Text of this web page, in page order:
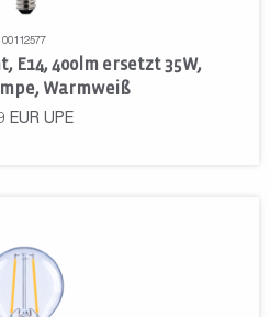
00112577
E14, 400lm ersetzt 35W,
Warmweiß
EUR UPE